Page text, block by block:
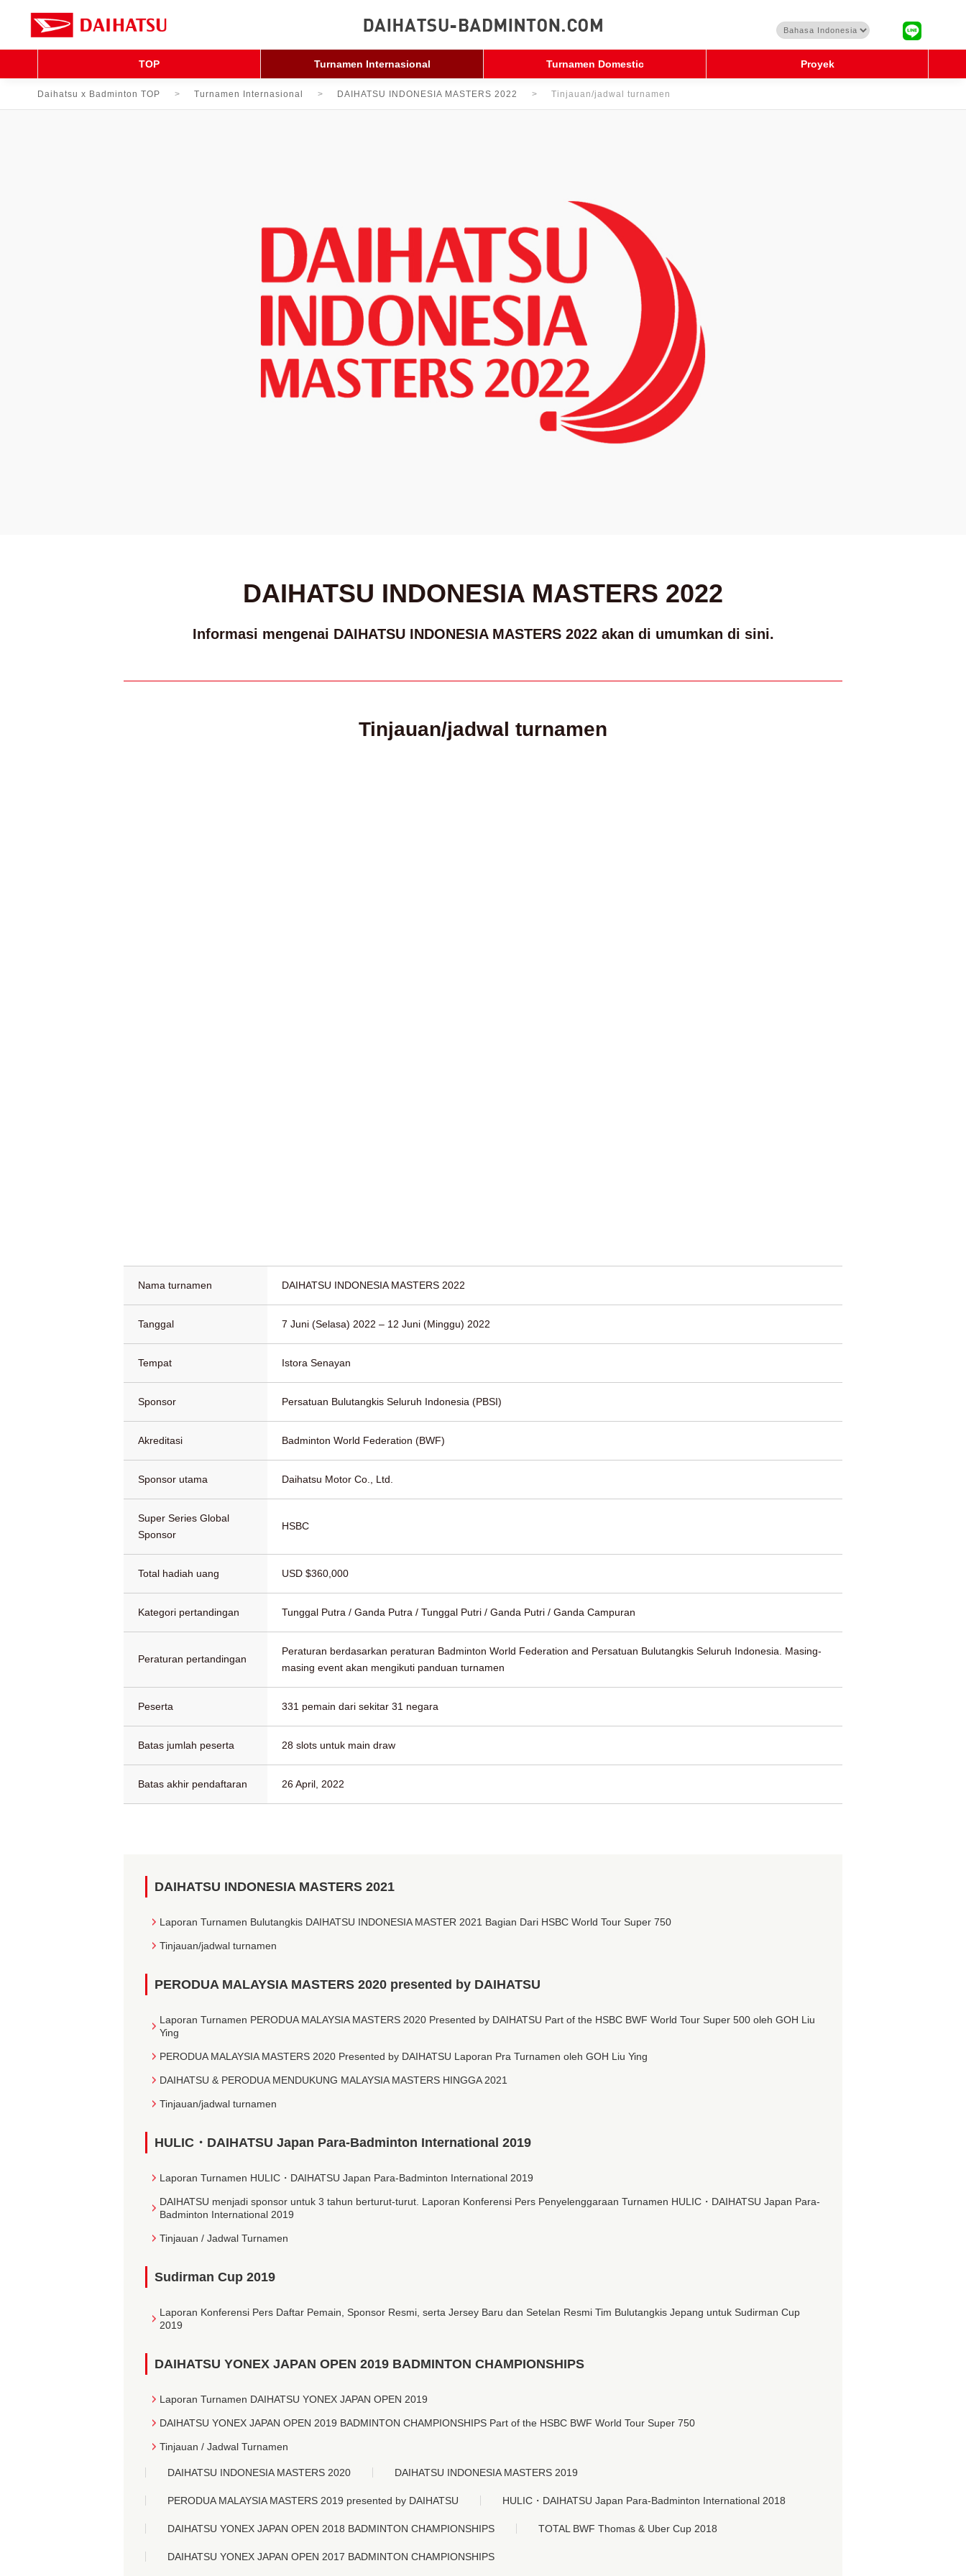
TOP Turnamen Internasional Turnamen Domestic Proyek
Daihatsu x Badminton TOP Turnamen Internasional DAIHATSU INDONESIA MASTERS 2022 Tinjauan/jadwal turnamen
DAIHATSU INDONESIA MASTERS 2022
Informasi mengenai DAIHATSU INDONESIA MASTERS 2022 akan di umumkan di sini.
Tinjauan/jadwal turnamen
Nama turnamen DAIHATSU INDONESIA MASTERS 2022
Tanggal 7 Juni (Selasa) 2022 – 12 Juni (Minggu) 2022
Tempat Istora Senayan
Sponsor Persatuan Bulutangkis Seluruh Indonesia (PBSI)
Akreditasi Badminton World Federation (BWF)
Sponsor utama Daihatsu Motor Co., Ltd.
Super Series Global
Sponsor
HSBC
Total hadiah uang USD $360,000
Kategori pertandingan Tunggal Putra / Ganda Putra / Tunggal Putri / Ganda Putri / Ganda Campuran
Peraturan pertandingan
Peraturan berdasarkan peraturan Badminton World Federation and Persatuan Bulutangkis Seluruh Indonesia. Masing-
masing event akan mengikuti panduan turnamen
Peserta 331 pemain dari sekitar 31 negara
Batas jumlah peserta 28 slots untuk main draw
Batas akhir pendaftaran 26 April, 2022
DAIHATSU INDONESIA MASTERS 2021
Laporan Turnamen Bulutangkis DAIHATSU INDONESIA MASTER 2021 Bagian Dari HSBC World Tour Super 750
Tinjauan/jadwal turnamen
PERODUA MALAYSIA MASTERS 2020 presented by DAIHATSU
Laporan Turnamen PERODUA MALAYSIA MASTERS 2020 Presented by DAIHATSU Part of the HSBC BWF World Tour Super 500 oleh GOH Liu
Ying
PERODUA MALAYSIA MASTERS 2020 Presented by DAIHATSU Laporan Pra Turnamen oleh GOH Liu Ying
DAIHATSU & PERODUA MENDUKUNG MALAYSIA MASTERS HINGGA 2021
Tinjauan/jadwal turnamen
HULIC・DAIHATSU Japan Para-Badminton International 2019
Laporan Turnamen HULIC・DAIHATSU Japan Para-Badminton International 2019
DAIHATSU menjadi sponsor untuk 3 tahun berturut-turut. Laporan Konferensi Pers Penyelenggaraan Turnamen HULIC・DAIHATSU Japan Para-
Badminton International 2019
Tinjauan / Jadwal Turnamen
Sudirman Cup 2019
Laporan Konferensi Pers Daftar Pemain, Sponsor Resmi, serta Jersey Baru dan Setelan Resmi Tim Bulutangkis Jepang untuk Sudirman Cup
2019
DAIHATSU YONEX JAPAN OPEN 2019 BADMINTON CHAMPIONSHIPS
Laporan Turnamen DAIHATSU YONEX JAPAN OPEN 2019
DAIHATSU YONEX JAPAN OPEN 2019 BADMINTON CHAMPIONSHIPS Part of the HSBC BWF World Tour Super 750
Tinjauan / Jadwal Turnamen
DAIHATSU INDONESIA MASTERS 2020 DAIHATSU INDONESIA MASTERS 2019
PERODUA MALAYSIA MASTERS 2019 presented by DAIHATSU HULIC・DAIHATSU Japan Para-Badminton International 2018
DAIHATSU YONEX JAPAN OPEN 2018 BADMINTON CHAMPIONSHIPS TOTAL BWF Thomas & Uber Cup 2018
DAIHATSU YONEX JAPAN OPEN 2017 BADMINTON CHAMPIONSHIPS